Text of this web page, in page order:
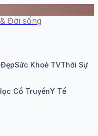
Đời sống
Sức Khoẻ TVThời Sự
Cổ TruyềnY Tế